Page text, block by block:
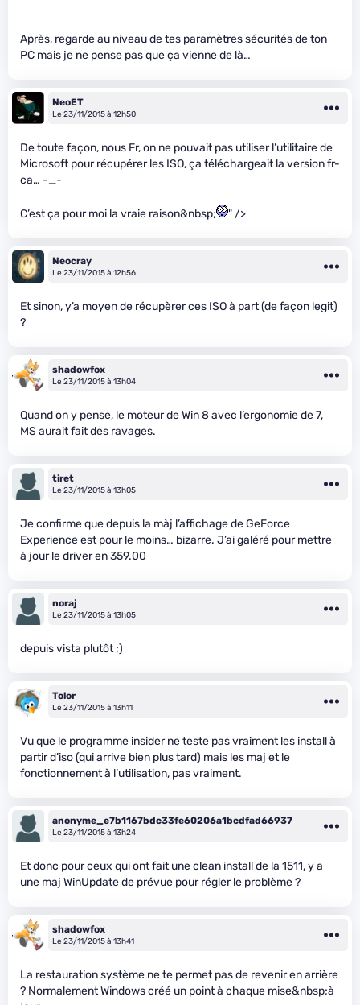
Après, regarde au niveau de tes paramètres sécurités de ton
PC mais je ne pense pas que ça vienne de là…
NeoET
Le 23/11/2015 à 12h50
De toute façon, nous Fr, on ne pouvait pas utiliser l’utilitaire de
Microsoft pour récupérer les ISO, ça téléchargeait la version fr-
ca… -_-
C’est ça pour moi la vraie raison&nbsp; " />
Neocray
Le 23/11/2015 à 12h56
Et sinon, y’a moyen de récupèrer ces ISO à part (de façon legit)
?
shadowfox
Le 23/11/2015 à 13h04
Quand on y pense, le moteur de Win 8 avec l’ergonomie de 7,
MS aurait fait des ravages.
tiret
Le 23/11/2015 à 13h05
Je confirme que depuis la màj l’affichage de GeForce
Experience est pour le moins… bizarre. J’ai galéré pour mettre
à jour le driver en 359.00
noraj
Le 23/11/2015 à 13h05
depuis vista plutôt ;)
Tolor
Le 23/11/2015 à 13h11
Vu que le programme insider ne teste pas vraiment les install à
partir d’iso (qui arrive bien plus tard) mais les maj et le
fonctionnement à l’utilisation, pas vraiment.
anonyme_e7b1167bdc33fe60206a1bcdfad66937
Le 23/11/2015 à 13h24
Et donc pour ceux qui ont fait une clean install de la 1511, y a
une maj WinUpdate de prévue pour régler le problème ?
shadowfox
Le 23/11/2015 à 13h41
La restauration système ne te permet pas de revenir en arrière
? Normalement Windows créé un point à chaque mise&nbsp;à